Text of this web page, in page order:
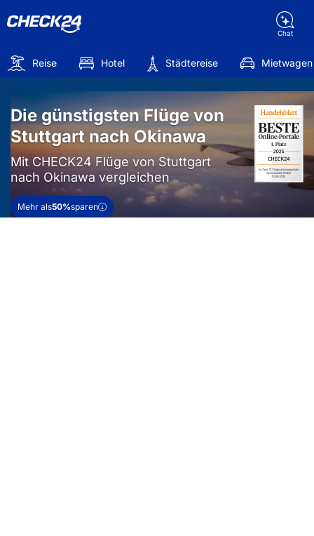
Chat
Reise Hotel Städtereise Mietwagen
Die günstigsten Flüge von
Stuttgart nach Okinawa
Mit CHECK24 Flüge von Stuttgart
nach Okinawa vergleichen
Mehr als50%sparen